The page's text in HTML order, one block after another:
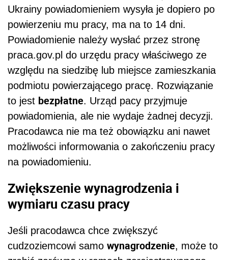
Ukrainy powiadomieniem wysyła je dopiero po
powierzeniu mu pracy, ma na to 14 dni.
Powiadomienie należy wysłać przez stronę
praca.gov.pl do urzędu pracy właściwego ze
względu na siedzibę lub miejsce zamieszkania
podmiotu powierzającego pracę. Rozwiązanie
to jest bezpłatne. Urząd pacy przyjmuje
powiadomienia, ale nie wydaje żadnej decyzji.
Pracodawca nie ma też obowiązku ani nawet
możliwości informowania o zakończeniu pracy
na powiadomieniu.
Zwiększenie wynagrodzenia i
wymiaru czasu pracy
Jeśli pracodawca chce zwiększyć
cudzoziemcowi samo wynagrodzenie, może to